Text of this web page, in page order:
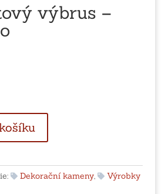
výbrus –
Dekorační kameny,
Výrobky